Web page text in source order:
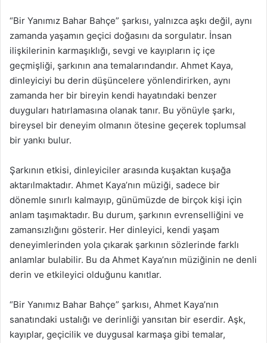
“Bir Yanımız Bahar Bahçe” şarkısı, yalnızca aşkı değil, aynı
zamanda yaşamın geçici doğasını da sorgulatır. İnsan
ilişkilerinin karmaşıklığı, sevgi ve kayıpların iç içe
geçmişliği, şarkının ana temalarındandır. Ahmet Kaya,
dinleyiciyi bu derin düşüncelere yönlendirirken, aynı
zamanda her bir bireyin kendi hayatındaki benzer
duyguları hatırlamasına olanak tanır. Bu yönüyle şarkı,
bireysel bir deneyim olmanın ötesine geçerek toplumsal
bir yankı bulur.
Şarkının etkisi, dinleyiciler arasında kuşaktan kuşağa
aktarılmaktadır. Ahmet Kaya’nın müziği, sadece bir
dönemle sınırlı kalmayıp, günümüzde de birçok kişi için
anlam taşımaktadır. Bu durum, şarkının evrenselliğini ve
zamansızlığını gösterir. Her dinleyici, kendi yaşam
deneyimlerinden yola çıkarak şarkının sözlerinde farklı
anlamlar bulabilir. Bu da Ahmet Kaya’nın müziğinin ne denli
derin ve etkileyici olduğunu kanıtlar.
“Bir Yanımız Bahar Bahçe” şarkısı, Ahmet Kaya’nın
sanatındaki ustalığı ve derinliği yansıtan bir eserdir. Aşk,
kayıplar, geçicilik ve duygusal karmaşa gibi temalar,